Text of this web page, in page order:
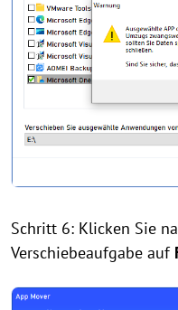
Schritt 6: Klicken Sie
Verschiebeaufgabe auf